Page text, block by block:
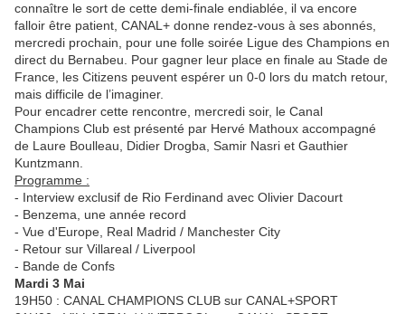
connaître le sort de cette demi-finale endiablée, il va encore
falloir être patient, CANAL+ donne rendez-vous à ses abonnés,
mercredi prochain, pour une folle soirée Ligue des Champions en
direct du Bernabeu. Pour gagner leur place en finale au Stade de
France, les Citizens peuvent espérer un 0-0 lors du match retour,
mais difficile de l’imaginer.
Pour encadrer cette rencontre, mercredi soir, le Canal
Champions Club est présenté par Hervé Mathoux accompagné
de Laure Boulleau, Didier Drogba, Samir Nasri et Gauthier
Kuntzmann.
Programme :
- Interview exclusif de Rio Ferdinand avec Olivier Dacourt
- Benzema, une année record
- Vue d'Europe, Real Madrid / Manchester City
- Retour sur Villareal / Liverpool
- Bande de Confs
Mardi 3 Mai
19H50 : CANAL CHAMPIONS CLUB sur CANAL+SPORT